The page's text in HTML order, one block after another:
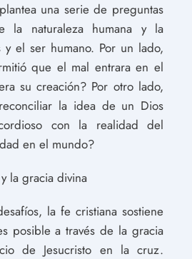
una serie de preguntas
la naturaleza humana y la
y el ser humano. Por un lado,
que el mal entrara en el
su creación? Por otro lado,
la idea de un Dios
con la realidad del
en el mundo?
la gracia divina
la fe cristiana sostiene
posible a través de la gracia
de Jesucristo en la cruz.